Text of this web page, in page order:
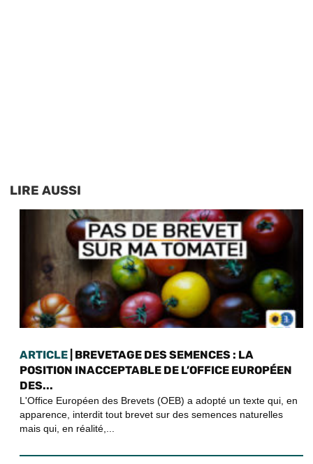
LIRE AUSSI
ARTICLE | BREVETAGE DES SEMENCES : LA
POSITION INACCEPTABLE DE L’OFFICE EUROPÉEN
DES...
L'Office Européen des Brevets (OEB) a adopté un texte qui, en
apparence, interdit tout brevet sur des semences naturelles
mais qui, en réalité,...